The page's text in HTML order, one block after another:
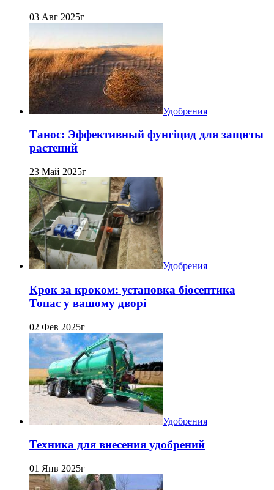
03 Авг 2025г
Удобрения
Танос: Эффективный фунгіцид для защиты
растений
23 Май 2025г
Удобрения
Крок за кроком: установка біосептика
Топас у вашому дворі
02 Фев 2025г
Удобрения
Техника для внесения удобрений
01 Янв 2025г